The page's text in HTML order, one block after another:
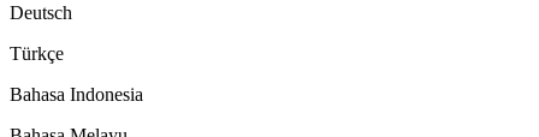
Deutsch
Türkçe
Bahasa Indonesia